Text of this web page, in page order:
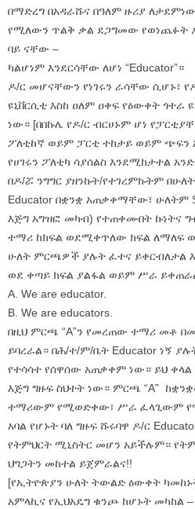
በማድረግ በአዳራሹና በዓለም ዙሪያ ለታደምነው
የሚለውን ጥልቅ ቃል ደጋግመው የወነጨፉት ዶ/
ባይ ናቸው –
ካልሆነም እንደርሳቸው ለሆነ “Educator”።
ዶ/ር መሆናቸውን የነገሩን ራሳቸው ሲሆኑ፣
ዩኒቨርሲቲ እስከ ዐለም ዐቀፍ የዕውቀት ጎተራ
ነው። [በበኩሌ የዶ/ር ብርሀኑም ሆነ
ፖለቲከኛ ወይም ፓርቲ ተከታይ ወይም ጭፍን
የሀገሩን ፖለቲካ ሳያሰልስ እንደሚከታተል
በዶ/ሯ ንግግር ያዘንኩት/የተገረምኩትም
Educator በቋንቋ አጠቃቀማቸው፣ ሁለትም
እጅግ አግዝፎ መካብ) የተጠቀሙበት ኩነትና
ተማሪ ከክፍል ወደሚቀጥለው ክፍል ለማለፍ
ሁለት ምርጫዎች ያሉት ፈተና ይቀርብለታል
ወደ ቀጣይ ክፍል ያልፋል ወይም ሥራ
A. We are educator.
B. We are educators.
በዚህ ምርጫ “A”ን የመረጠው ተማሪ መቶ
ይባረራል። በሕ/ተ/ም/ቤት Educator ነኝ
የተሳሳተ የሰዋሰው አጠቃቀም ነው። ይህ
እጅግ ግዙፍ ስህተት ነው። ምርጫ “A”
ተማሪውም የሚወድቀው፣ ሥራ ፈላጊውም
አባል የሆኑት ባለ ግዙፍ ሹሩባዋ ዶ/ር
የትምህርት ሚኒስትር መሆን አይችሉም።
ህግጋትን መከተል ይጀምራልና!!
[የኢትዮጵያን ሁለት ትውልድ ዕውቀት
አምላኪና የኢህአዴግ ቁንጮ ከሆኑት መካከል –